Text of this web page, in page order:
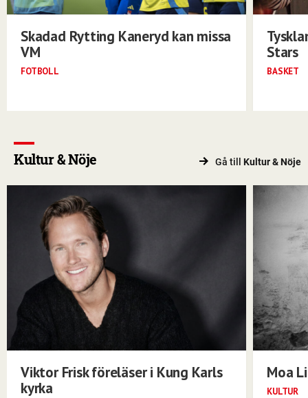
Skadad Rytting Kaneryd kan missa
VM
FOTBOLL
Stars
BASKET
Kultur & Nöje Gå till Kultur & Nöje
Viktor Frisk föreläser i Kung Karls
kyrka
Moa
KULTUR